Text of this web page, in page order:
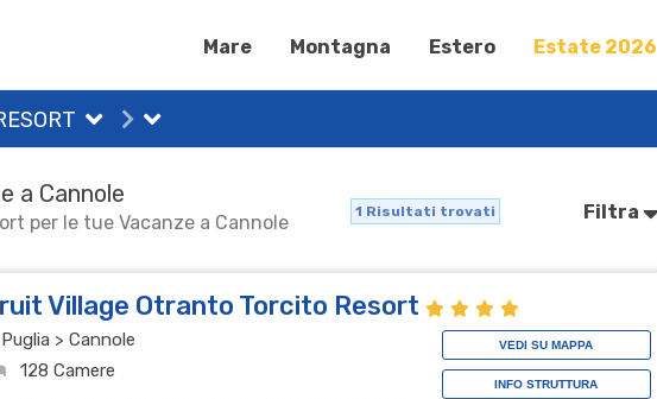
Mare Montagna Estero Estate 2026
a Cannole
per le tue Vacanze a Cannole 1 Risultati trovati Filtra
Village Otranto Torcito Resort
> Cannole
128 Camere
VEDI SU MAPPA
INFO STRUTTURA